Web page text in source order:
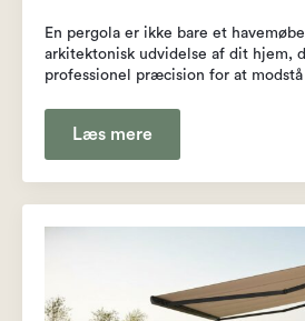
En pergola er ikke bare et
arkitektonisk udvidelse af dit hjem,
professionel præcision for at modstå
Læs mere